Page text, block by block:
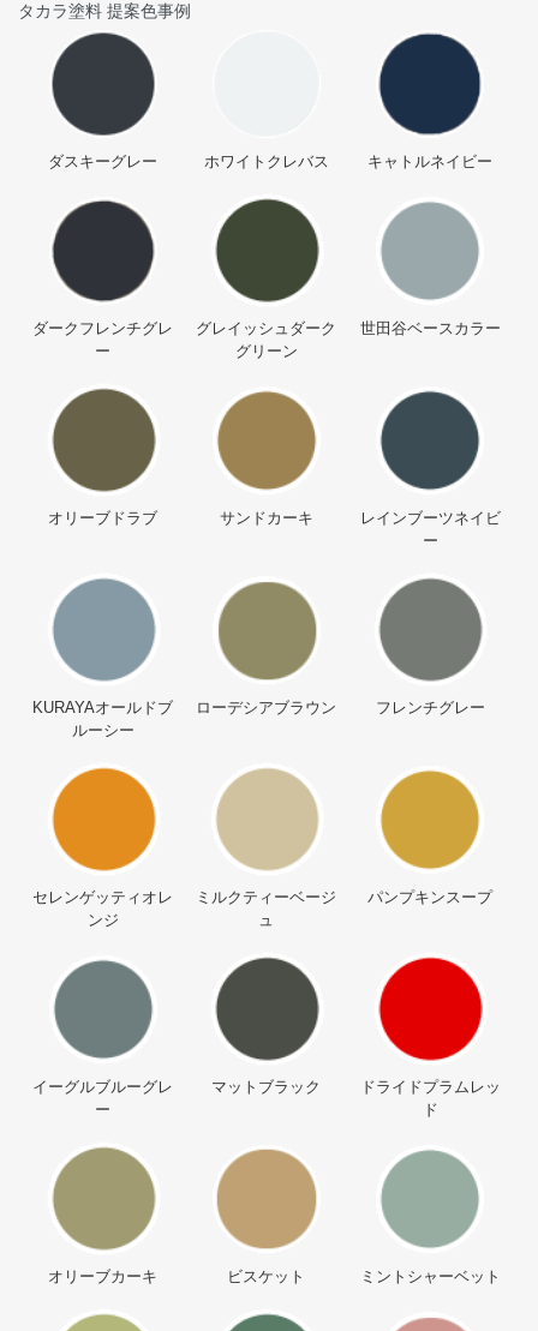
タカラ塗料 提案色事例
ダスキーグレー ホワイトクレバス キャトルネイビー
ダークフレンチグレ
ー
グレイッシュダーク
グリーン
世田谷ベースカラー
オリーブドラブ サンドカーキ
レインブーツネイビ
ー
KURAYAオールドブ
ルーシー
ローデシアブラウン フレンチグレー
セレンゲッティオレ
ンジ
ミルクティーベージ
ュ
パンプキンスープ
イーグルブルーグレ
ー
マットブラック
ドライドプラムレッ
ド
オリーブカーキ ビスケット ミントシャーベット